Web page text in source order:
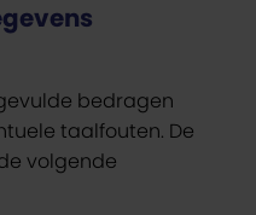
bedragen
taalfouten. De
volgende